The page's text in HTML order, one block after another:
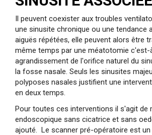
Il peuvent coexister aux troubles
une sinusite chronique ou une tendance
aiguës répétées, elle peuvent alors être
même temps par une méatotomie c'est-
agrandissement de l'orifice naturel du
la fosse nasale. Seuls les sinusites
polyposes nasales justifient une
en deux temps.
Pour toutes ces interventions il s'agit de
endoscopique sans cicatrice et sans
ajouté. Le scanner pré-opératoire est